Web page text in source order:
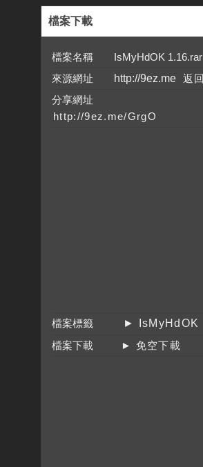
檔案下載
檔案名稱 IsMyHdOK 1.16.rar
來源網址
http://9ez.me
分享網址
檔案標籤
► IsMyHdOK
檔案下載